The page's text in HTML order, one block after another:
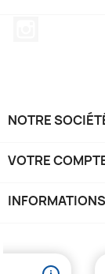
NOTRE
VOTRE
INFORMATIONS